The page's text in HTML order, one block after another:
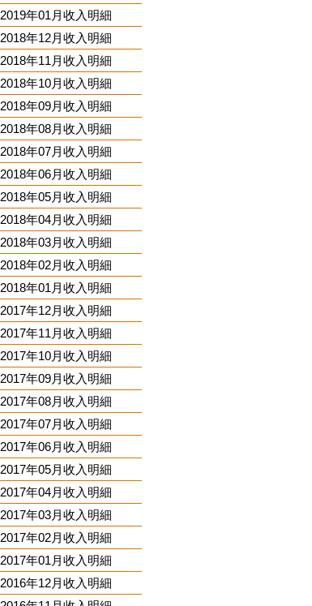
2019年01月收入明細
2018年12月收入明細
2018年11月收入明細
2018年10月收入明細
2018年09月收入明細
2018年08月收入明細
2018年07月收入明細
2018年06月收入明細
2018年05月收入明細
2018年04月收入明細
2018年03月收入明細
2018年02月收入明細
2018年01月收入明細
2017年12月收入明細
2017年11月收入明細
2017年10月收入明細
2017年09月收入明細
2017年08月收入明細
2017年07月收入明細
2017年06月收入明細
2017年05月收入明細
2017年04月收入明細
2017年03月收入明細
2017年02月收入明細
2017年01月收入明細
2016年12月收入明細